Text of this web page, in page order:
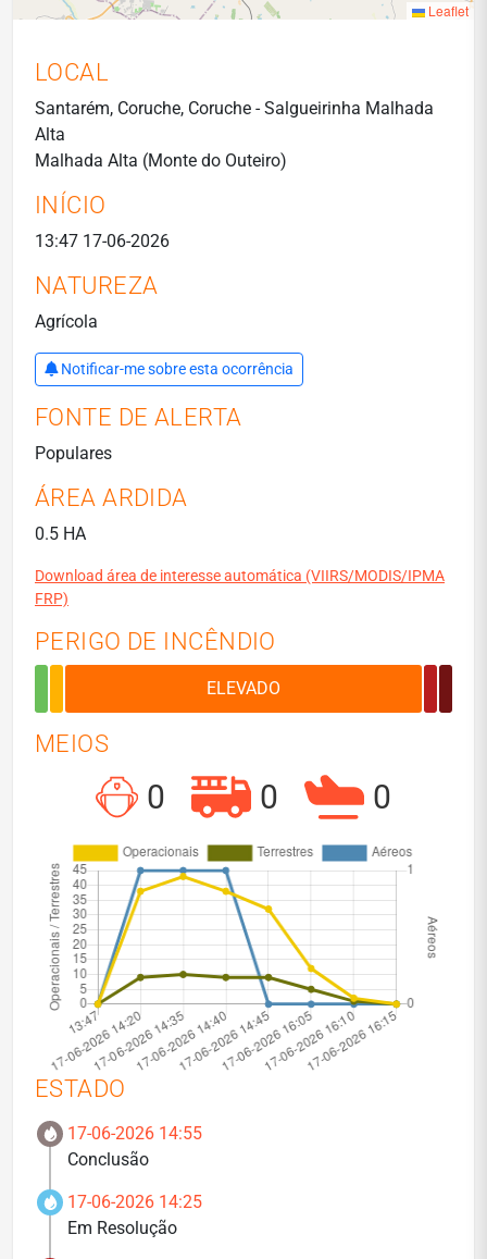
Leaflet
LOCAL
Santarém, Coruche, Coruche - Salgueirinha Malhada
Alta
Malhada Alta (Monte do Outeiro)
INÍCIO
13:47 17-06-2026
NATUREZA
Agrícola
Notificar-me sobre esta ocorrência
FONTE DE ALERTA
Populares
ÁREA ARDIDA
0.5 HA
Download área de interesse automática (VIIRS/MODIS/IPMA
FRP)
PERIGO DE INCÊNDIO
MEIOS
0 0 0
ESTADO
17-06-2026 14:55
Conclusão
17-06-2026 14:25
Em Resolução